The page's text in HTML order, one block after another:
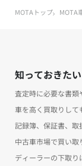
MOTAトップ MOTA
知っておきた
査定時に必要な書
車を高く買取りして
記録簿、保証書、取
中古車市場で買い取
ディーラーの下取り